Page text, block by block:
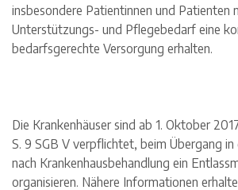
insbesondere Patientinnen und Patienten
Unterstützungs- und Pflegebedarf eine
bedarfsgerechte Versorgung erhalten.
Die Krankenhäuser sind ab 1. Oktober
S. 9 SGB V verpflichtet, beim Übergang in
nach Krankenhausbehandlung ein
organisieren. Nähere Informationen